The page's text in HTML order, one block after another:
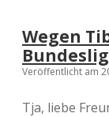
Wegen
Veröffentlicht am
Tja, liebe